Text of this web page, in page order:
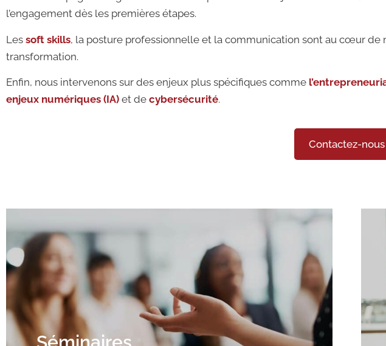
l’engagement dès les premières étapes.
Les soft skills, la posture professionnelle et la communication sont au cœur
transformation.
Enfin, nous intervenons sur des enjeux plus spécifiques comme
enjeux numériques (IA) et de cybersécurité.
Contactez-nous